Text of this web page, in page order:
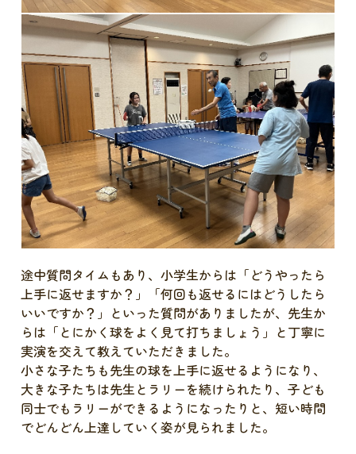
途中質問タイムもあり、小学生からは「どうやったら
上手に返せますか？」「何回も返せるにはどうしたら
いいですか？」といった質問がありましたが、先生か
らは「とにかく球をよく見て打ちましょう」と丁寧に
実演を交えて教えていただきました。
小さな子たちも先生の球を上手に返せるようになり、
大きな子たちは先生とラリーを続けられたり、子ども
同士でもラリーができるようになったりと、短い時間
でどんどん上達していく姿が見られました。